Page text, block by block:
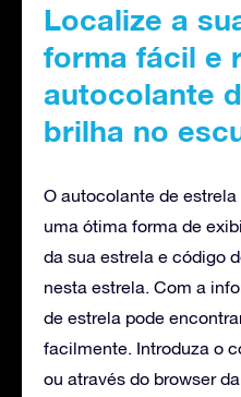
Localize a
forma fácil e
autocolante
brilha no
O autocolante de
uma ótima forma de
da sua estrela e código
nesta estrela. Com a
de estrela pode
facilmente. Introduza o
ou através do browser